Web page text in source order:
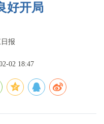
好开局
报
02 18:47